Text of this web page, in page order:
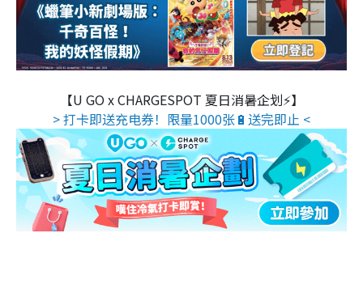
【U GO x CHARGESPOT 夏日消暑企划⚡】
> 打卡即送充电券！限量1000张🔋送完即止 <